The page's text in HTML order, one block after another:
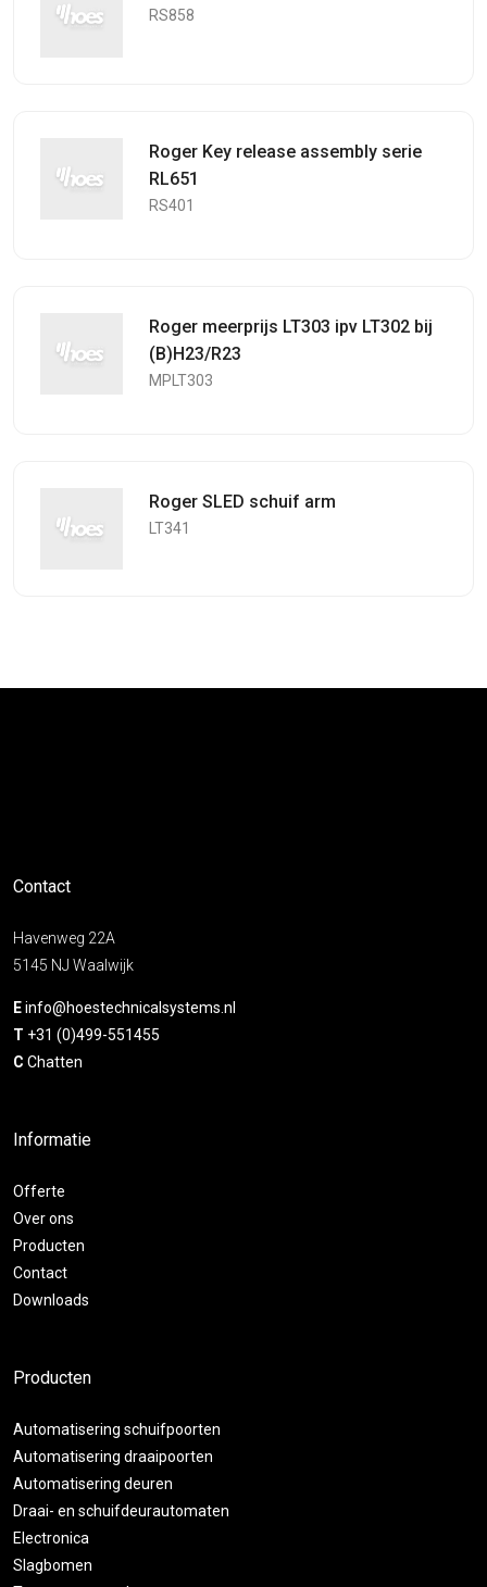
RS858
Roger Key release assembly serie
RL651
RS401
Roger meerprijs LT303 ipv LT302 bij
(B)H23/R23
MPLT303
Roger SLED schuif arm
LT341
Contact
Havenweg 22A
5145 NJ Waalwijk
Einfo@hoestechnicalsystems.nl
T +31 (0)499-551455
C Chatten
Informatie
Offerte
Over ons
Producten
Contact
Downloads
Producten
Automatisering schuifpoorten
Automatisering draaipoorten
Automatisering deuren
Draai- en schuifdeurautomaten
Electronica
Slagbomen